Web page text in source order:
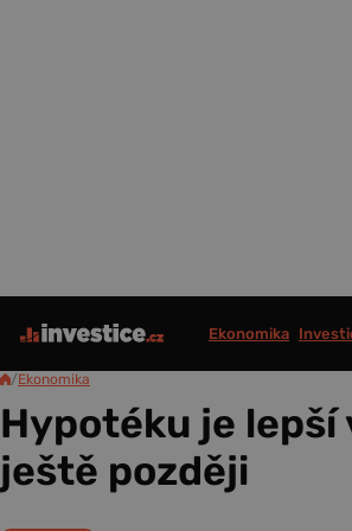
Ekonomika
/Ekonomika
Hypotéku je lepší
ještě později